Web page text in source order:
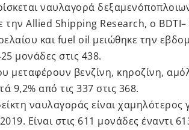
ναυλαγορά
Allied Shipping Research, ο BDTI–
και fuel oil μειώθηκε την
μονάδες στις 438.
μεταφέρουν βενζίνη, κηροζίνη,
9,2% από τις 337 στις 368.
ναυλαγοράς είναι χαμηλότερος
Είναι στις 611 μονάδες έναντι